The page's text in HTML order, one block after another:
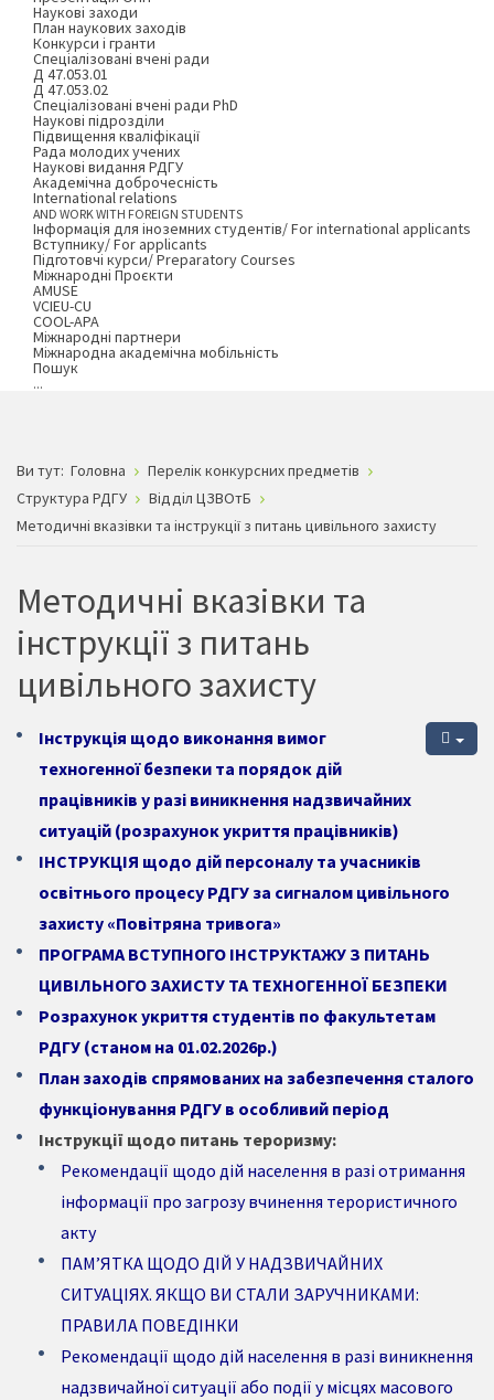
Наукові заходи
План наукових заходів
Конкурси і гранти
Спеціалізовані вчені ради
Д 47.053.01
Д 47.053.02
Спеціалізовані вчені ради PhD
Наукові підрозділи
Підвищення кваліфікації
Рада молодих учених
Наукові видання РДГУ
Академічна доброчесність
International relations
AND WORK WITH FOREIGN STUDENTS
Інформація для іноземних студентів/ For international applicants
Вступнику/ For applicants
Підготовчі курси/ Preparatory Courses
Міжнародні Проєкти
AMUSE
VCIEU-CU
COOL-APA
Міжнародні партнери
Міжнародна академічна мобільність
Пошук
...
Ви тут: Головна
Перелік конкурсних предметів
Структура РДГУ
Відділ ЦЗВОтБ
Методичні вказівки та інструкції з питань цивільного захисту
Методичні вказівки та
інструкції з питань
цивільного захисту
Інструкція щодо виконання вимог
техногенної безпеки та порядок дій
працівників у разі виникнення надзвичайних
ситуацій (розрахунок укриття працівників)
ІНСТРУКЦІЯ щодо дій персоналу та учасників
освітнього процесу РДГУ за сигналом цивільного
захисту «Повітряна тривога»
ПРОГРАМА ВСТУПНОГО ІНСТРУКТАЖУ З ПИТАНЬ
ЦИВІЛЬНОГО ЗАХИСТУ ТА ТЕХНОГЕННОЇ БЕЗПЕКИ
Розрахунок укриття студентів по факультетам
РДГУ (станом на 01.02.2026р.)
План заходів спрямованих на забезпечення сталого
функціонування РДГУ в особливий період
Інструкції щодо питань тероризму:
Рекомендації щодо дій населення в разі отримання
інформації про загрозу вчинення терористичного
акту
ПАМ’ЯТКА ЩОДО ДІЙ У НАДЗВИЧАЙНИХ
СИТУАЦІЯХ. ЯКЩО ВИ СТАЛИ ЗАРУЧНИКАМИ:
ПРАВИЛА ПОВЕДІНКИ
Рекомендації щодо дій населення в разі виникнення
надзвичайної ситуації або події у місцях масового